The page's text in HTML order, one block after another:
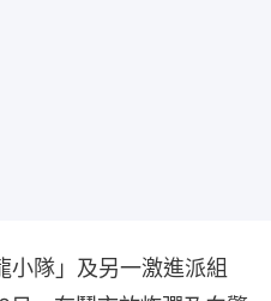
小隊」及另一激進派組